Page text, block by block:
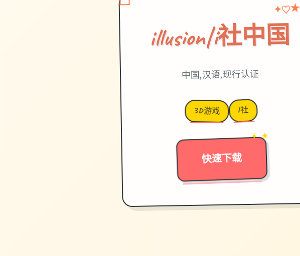
illusion|i社中国
✦
♡★
中国,汉语,现行认证
3D游戏 I社
快速下载
→
✦ ★